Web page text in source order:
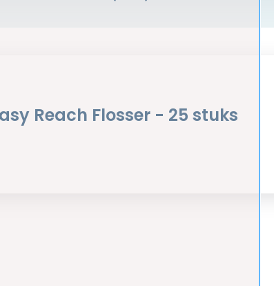
Reach Flosser - 25 stuks